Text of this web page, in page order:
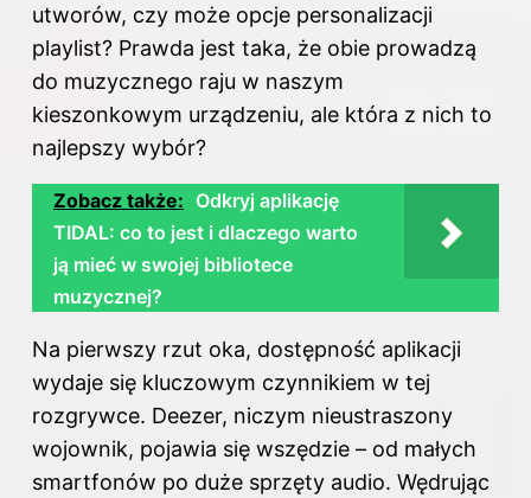
utworów, czy może opcje personalizacji
playlist? Prawda jest taka, że obie prowadzą
do muzycznego raju w naszym
kieszonkowym urządzeniu, ale która z nich to
najlepszy wybór?
Zobacz także: Odkryj aplikację
TIDAL: co to jest i dlaczego warto
ją mieć w swojej bibliotece
muzycznej?
Na pierwszy rzut oka, dostępność aplikacji
wydaje się kluczowym czynnikiem w tej
rozgrywce. Deezer, niczym nieustraszony
wojownik, pojawia się wszędzie – od małych
smartfonów po duże sprzęty audio. Wędrując